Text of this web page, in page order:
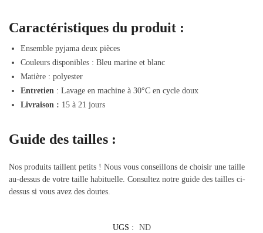
Caractéristiques du produit :
Ensemble pyjama deux pièces
Couleurs disponibles : Bleu marine et blanc
Matière : polyester
Entretien : Lavage en machine à 30°C en cycle doux
Livraison : 15 à 21 jours
Guide des tailles :
Nos produits taillent petits ! Nous vous conseillons de choisir une taille
au-dessus de votre taille habituelle. Consultez notre guide des tailles ci-
dessus si vous avez des doutes.
UGS :
ND